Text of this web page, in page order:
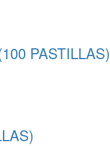
PASTILLAS)